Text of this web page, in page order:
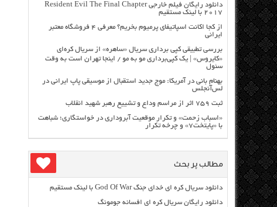
دانلود رایگان فیلم خارجی Resident Evil The Final Chapter
2017 با لینک مستقیم
از کجا اکانت اسپاتیفای پرمیوم بخریم؟ معرفی ۴ فروشگاه معتبر
ایرانی
بررسی تطبیقی کپی برداری سریال «ساهره» از سریال کره‌ای
«کایروس» | یک کپی‌برداری مو به مو / اینجا تهران است به وقت
سئول
بهنام بانی در آمریکا: موج جدید استقبال از موسیقی پاپ ایرانی در
لس‌آنجلس
ثبت ۷۵۹ اثر از مراسم وداع و تشییع رهبر شهید انقلاب
«اسباب زحمت» و تکرار موقعیت آبروداری در خواستگاری؛ شباهت
با «پایتخت۷» و چرخه تکرار
مطالب پر بحث
دانلود سریال کره ای خدای جنگ God Of War با لینک مستقیم
دانلود رایگان سریال کره ای افسانه جومونگ